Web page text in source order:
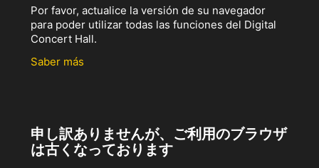
Por favor, actualice la versión de su navegador
para poder utilizar todas las funciones del Digital
Concert Hall.
Saber más
申し訳ありませんが、ご利用のブラウザ
は古くなっております